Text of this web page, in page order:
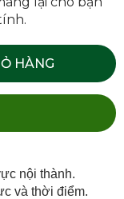
HÀNG
nội thành.
và thời điểm.
7: